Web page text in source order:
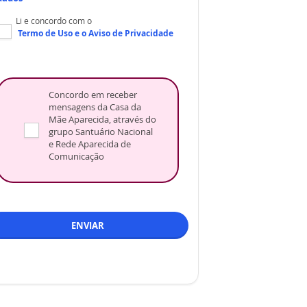
Li e concordo com o
Termo de Usoe oAviso de Privacidade
Concordo em receber
mensagens da Casa da
Mãe Aparecida, através do
grupo Santuário Nacional
e Rede Aparecida de
Comunicação
ENVIAR